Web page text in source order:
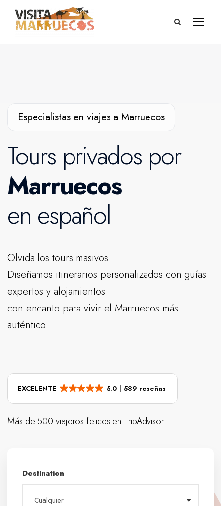
Especialistas en viajes a Marruecos
Tours privados por
Marruecos
en español
Olvida los tours masivos.
Diseñamos itinerarios personalizados con guías
expertos y alojamientos
con encanto para vivir el Marruecos más
auténtico.
EXCELENTE 5.0 589 reseñas
Más de 500 viajeros felices en TripAdvisor
Destination